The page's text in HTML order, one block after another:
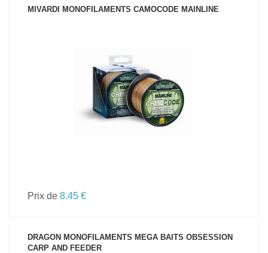
MIVARDI MONOFILAMENTS CAMOCODE MAINLINE
VOIR LE PRODUIT
Prix de 8.45 €
DRAGON MONOFILAMENTS MEGA BAITS OBSESSION
CARP AND FEEDER